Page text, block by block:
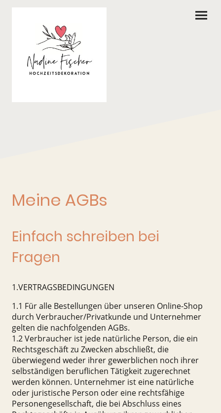
Meine AGBs
Einfach schreiben bei
Fragen
1.VERTRAGSBEDINGUNGEN
1.1 Für alle Bestellungen über unseren Online-Shop
durch Verbraucher/Privatkunde und Unternehmer
gelten die nachfolgenden AGBs.
1.2 Verbraucher ist jede natürliche Person, die ein
Rechtsgeschäft zu Zwecken abschließt, die
überwiegend weder ihrer gewerblichen noch ihrer
selbständigen beruflichen Tätigkeit zugerechnet
werden können. Unternehmer ist eine natürliche
oder juristische Person oder eine rechtsfähige
Personengesellschaft, die bei Abschluss eines